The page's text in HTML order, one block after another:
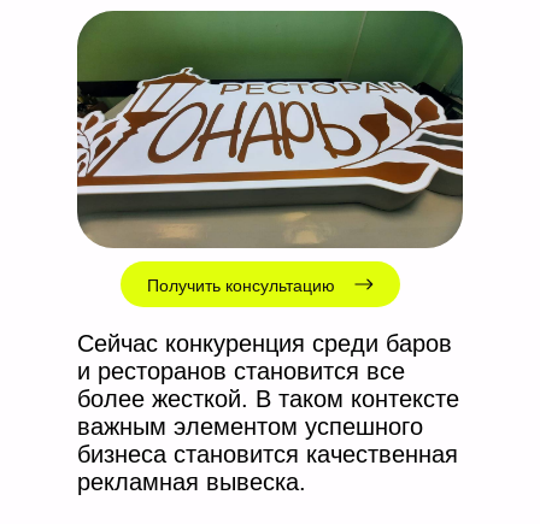
Сейчас конкуренция среди баров
и ресторанов становится все
более жесткой. В таком контексте
важным элементом успешного
бизнеса становится качественная
рекламная вывеска.
Получить консультацию